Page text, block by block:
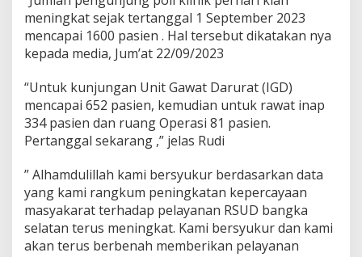
meningkat sejak tertanggal 1 September 2023
mencapai 1600 pasien . Hal tersebut dikatakan nya
kepada media, Jum’at 22/09/2023
“Untuk kunjungan Unit Gawat Darurat (IGD)
mencapai 652 pasien, kemudian untuk rawat inap
334 pasien dan ruang Operasi 81 pasien.
Pertanggal sekarang ,” jelas Rudi
” Alhamdulillah kami bersyukur berdasarkan data
yang kami rangkum peningkatan kepercayaan
masyakarat terhadap pelayanan RSUD bangka
selatan terus meningkat. Kami bersyukur dan kami
akan terus berbenah memberikan pelayanan